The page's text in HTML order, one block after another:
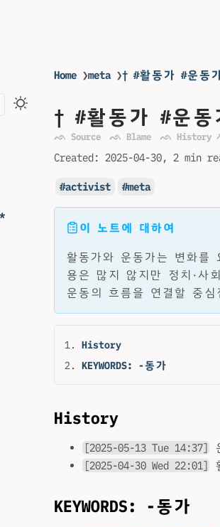
Home ❯meta ❯† #활동가 #운동
† #활동가 #운동
ᨒ Source ᨒ Blame ᨒ History
Created: 2025-04-30 2 min
activist meta
이 노트에 대하여
활동가와 운동가는 변화를
용은 많지 않지만 정치·사
운동의 흐름을 연결할 중심
History
KEYWORDS: -동가
History
[2025-05-13 Tue 14:37]
[2025-04-30 Wed 22:01]
KEYWORDS: -동가